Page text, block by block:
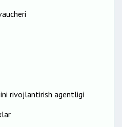
rivojlantirish agentligi